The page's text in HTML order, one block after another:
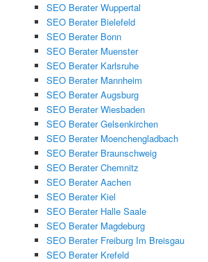
SEO Berater Wuppertal
SEO Berater Bielefeld
SEO Berater Bonn
SEO Berater Muenster
SEO Berater Karlsruhe
SEO Berater Mannheim
SEO Berater Augsburg
SEO Berater Wiesbaden
SEO Berater Gelsenkirchen
SEO Berater Moenchengladbach
SEO Berater Braunschweig
SEO Berater Chemnitz
SEO Berater Aachen
SEO Berater Kiel
SEO Berater Halle Saale
SEO Berater Magdeburg
SEO Berater Freiburg Im Breisgau
SEO Berater Krefeld